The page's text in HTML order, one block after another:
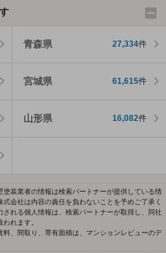
青森県 27,334件
宮城県 61,615件
山形県 16,082件
装業者の情報は検索パートナーが提供している情
会社は内容の責任を負わないことを予めご了承く
れる個人情報は、検索パートナーが取得し、同社
れます。
、間取り、専有面積は、マンションレビューのデ